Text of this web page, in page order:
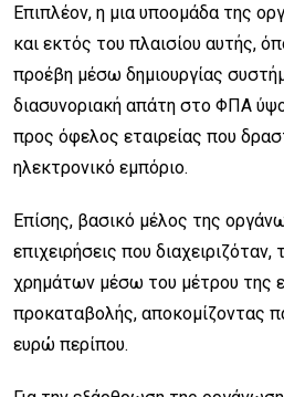
Επιπλέον, η μια υποομάδα της
και εκτός του πλαισίου αυτής,
προέβη μέσω δημιουργίας
διασυνοριακή απάτη στο ΦΠΑ
προς όφελος εταιρείας που
ηλεκτρονικό εμπόριο.
Επίσης, βασικό μέλος της
επιχειρήσεις που
χρημάτων μέσω του μέτρου της
προκαταβολής, αποκομίζοντας
ευρώ περίπου.